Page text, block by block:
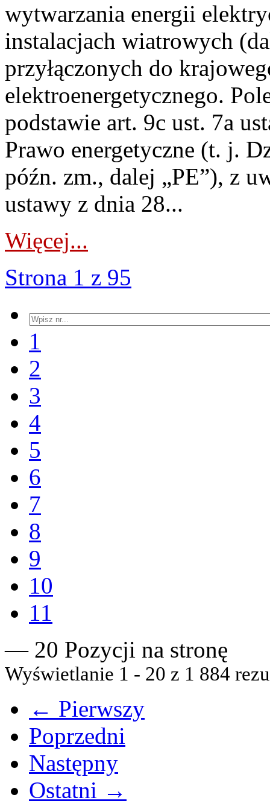
wytwarzania energii
instalacjach wiatrowych
przyłączonych do
elektroenergetycznego.
podstawie art. 9c ust. 7a
Prawo energetyczne (t. j.
późn. zm., dalej „PE”), z
ustawy z dnia 28...
Więcej...
Strona 1 z 95
1
2
3
4
5
6
7
8
9
10
11
— 20 Pozycji na stronę
Wyświetlanie 1 - 20 z 1 884
← Pierwszy
Poprzedni
Następny
Ostatni →